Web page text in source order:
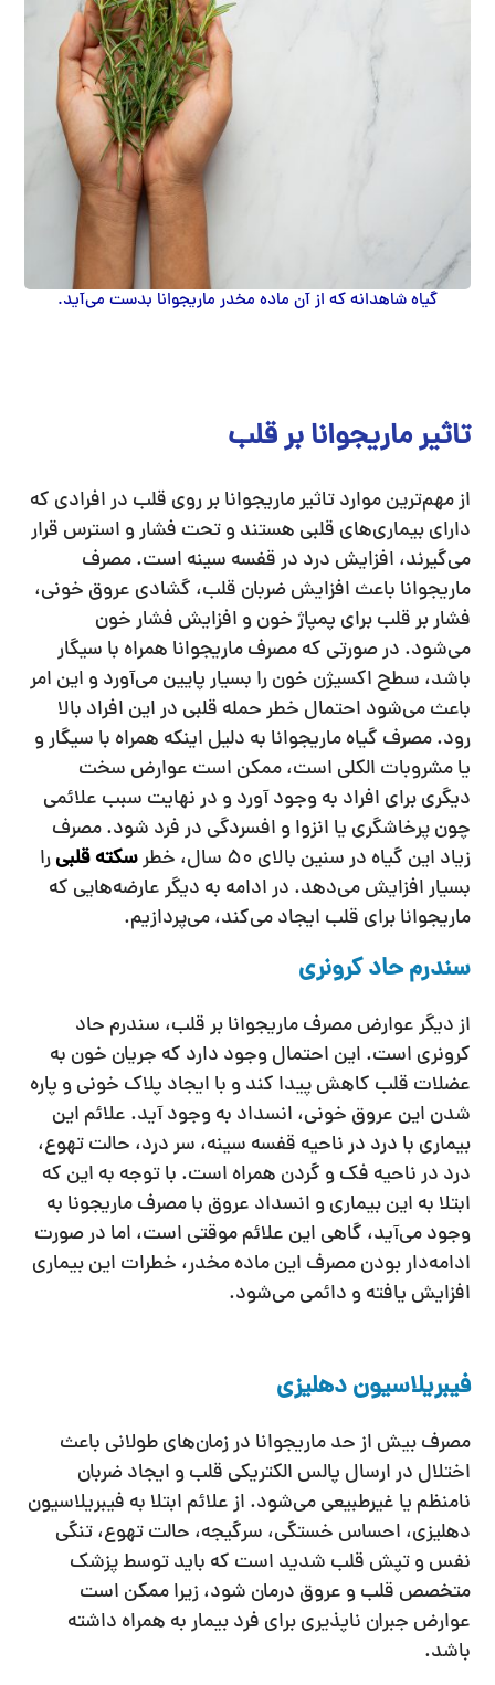
گیاه شاهدانه که از آن ماده مخدر ماریجوانا بدست می‌آید.
تاثیر ماریجوانا بر قلب
از مهم‌ترین موارد تاثیر ماریجوانا بر روی قلب در افرادی که
دارای بیماری‌های قلبی هستند و تحت فشار و استرس قرار
می‌گیرند، افزایش درد در قفسه سینه است. مصرف
ماریجوانا باعث افزایش ضربان قلب، گشادی عروق خونی،
فشار بر قلب برای پمپاژ خون و افزایش فشار خون
می‌شود. در صورتی که مصرف ماریجوانا همراه با سیگار
باشد، سطح اکسیژن خون را بسیار پایین می‌آورد و این امر
باعث می‌شود احتمال خطر حمله قلبی در این افراد بالا
رود. مصرف گیاه ماریجوانا به دلیل اینکه همراه با سیگار و
یا مشروبات الکلی است، ممکن است عوارض سخت
دیگری برای افراد به وجود آورد و در نهایت سبب علائمی
چون پرخاشگری یا انزوا و افسردگی در فرد شود. مصرف
زیاد این گیاه در سنین بالای 50 سال، خطر
سکته قلبیرا
بسیار افزایش می‌دهد. در ادامه به دیگر عارضه‌هایی که
ماریجوانا برای قلب ایجاد می‌کند، می‌پردازیم.
سندرم حاد کرونری
از دیگر عوارض مصرف ماریجوانا بر قلب، سندرم حاد
کرونری است. این احتمال وجود دارد که جریان خون به
عضلات قلب کاهش پیدا کند و با ایجاد پلاک خونی و پاره
شدن این عروق خونی، انسداد به وجود آید. علائم این
بیماری با درد در ناحیه قفسه سینه، سر درد، حالت تهوع،
درد در ناحیه فک و گردن همراه است. با توجه به این که
ابتلا به این بیماری و انسداد عروق با مصرف ماریجونا به
وجود می‌آید، گاهی این علائم موقتی است، اما در صورت
ادامه‌دار بودن مصرف این ماده مخدر، خطرات این بیماری
افزایش یافته و دائمی می‌شود.
فیبریلاسیون دهلیزی
مصرف بیش از حد ماریجوانا در زمان‌های طولانی باعث
اختلال در ارسال پالس الکتریکی قلب و ایجاد ضربان
نامنظم یا غیرطبیعی می‌شود. از علائم ابتلا به فیبریلاسیون
دهلیزی، احساس خستگی، سرگیجه، حالت تهوع، تنگی
نفس و تپش قلب شدید است که باید توسط پزشک
متخصص قلب و عروق درمان شود، زیرا ممکن است
عوارض جبران ناپذیری برای فرد بیمار به همراه داشته
باشد.